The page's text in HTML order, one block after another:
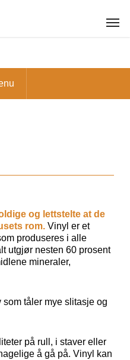
Menu
og lettstelte at de
rom. Vinyl er et
produseres i alle
utgjør nesten 60 prosent
mineraler,
tåler mye slitasje og
på rull, i staver eller
å gå på. Vinyl kan